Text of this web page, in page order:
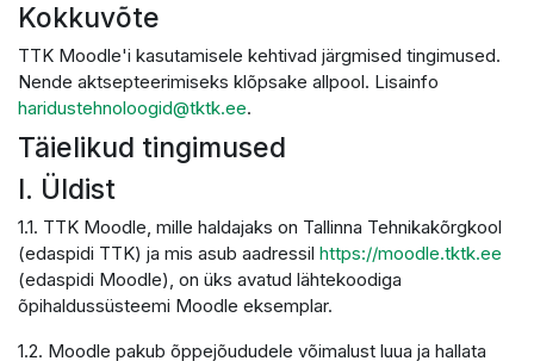
Kokkuvõte
TTK Moodle'i kasutamisele kehtivad järgmised tingimused.
Nende aktsepteerimiseks klõpsake allpool. Lisainfo
haridustehnoloogid@tktk.ee.
Täielikud tingimused
I. Üldist
1.1. TTK Moodle, mille haldajaks on Tallinna Tehnikakõrgkool
(edaspidi TTK) ja mis asub aadressil https://moodle.tktk.ee
(edaspidi Moodle), on üks avatud lähtekoodiga
õpihaldussüsteemi Moodle eksemplar.
1.2. Moodle pakub õppejõududele võimalust luua ja hallata